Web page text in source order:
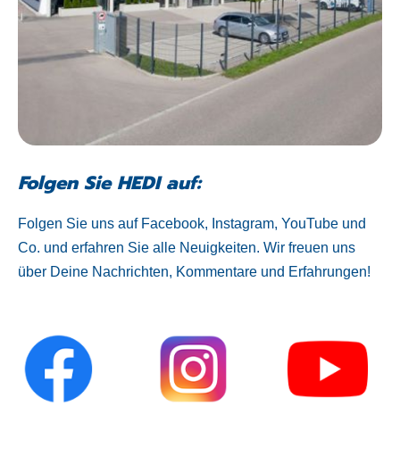
Folgen Sie HEDI auf:
Folgen Sie uns auf Facebook, Instagram, YouTube und
Co. und erfahren Sie alle Neuigkeiten. Wir freuen uns
über Deine Nachrichten, Kommentare und Erfahrungen!